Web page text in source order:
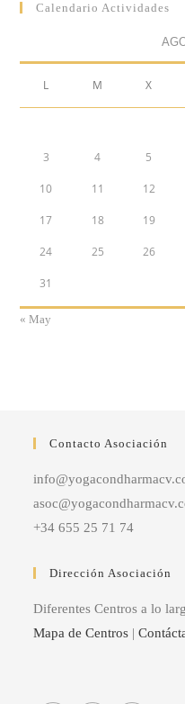
Calendario Actividades
L M X
3 4 5
10 11 12
17 18 19
24 25 26
31
« May
Contacto Asociación
+34 655 25 71 74
Dirección Asociación
Diferentes Centros a lo
Mapa de Centros |